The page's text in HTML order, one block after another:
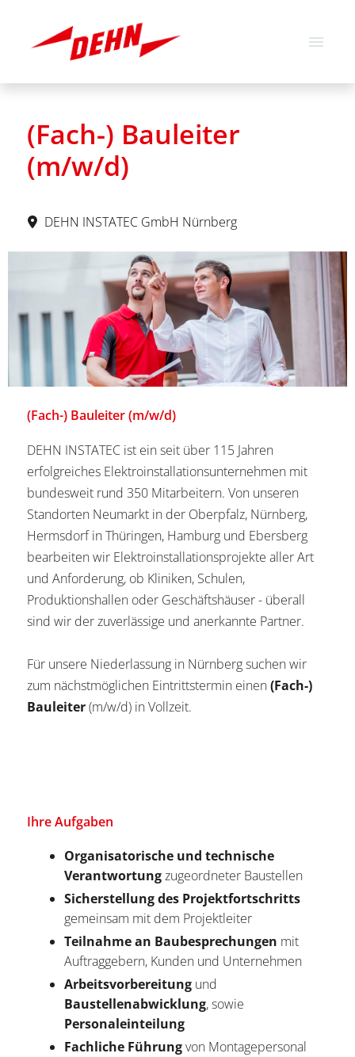
Stellenangebote
Über uns
(Fach-) Bauleiter
(m/w/d)
DEHN INSTATEC GmbH Nürnberg
(Fach-) Bauleiter (m/w/d)
DEHN INSTATEC ist ein seit über 115 Jahren
erfolgreiches Elektroinstallationsunternehmen mit
bundesweit rund 350 Mitarbeitern. Von unseren
Standorten Neumarkt in der Oberpfalz, Nürnberg,
Hermsdorf in Thüringen, Hamburg und Ebersberg
bearbeiten wir Elektroinstallationsprojekte aller Art
und Anforderung, ob Kliniken, Schulen,
Produktionshallen oder Geschäftshäuser - überall
sind wir der zuverlässige und anerkannte Partner.
Für unsere Niederlassung in Nürnberg suchen wir
zum nächstmöglichen Eintrittstermin einen(Fach-)
Bauleiter(m/w/d) in Vollzeit.
Ihre Aufgaben
Organisatorische und technische
Verantwortungzugeordneter Baustellen
Sicherstellung des Projektfortschritts
gemeinsam mit dem Projektleiter
Teilnahme an Baubesprechungen mit
Auftraggebern, Kunden und Unternehmen
Arbeitsvorbereitung und
Baustellenabwicklung, sowie
Personaleinteilung
Fachliche Führungvon Montagepersonal